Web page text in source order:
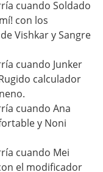
cuando Soldado
con los
Vishkar y Sangre
cuando Junker
calculador
cuando Ana
y Noni
cuando Mei
el modificador